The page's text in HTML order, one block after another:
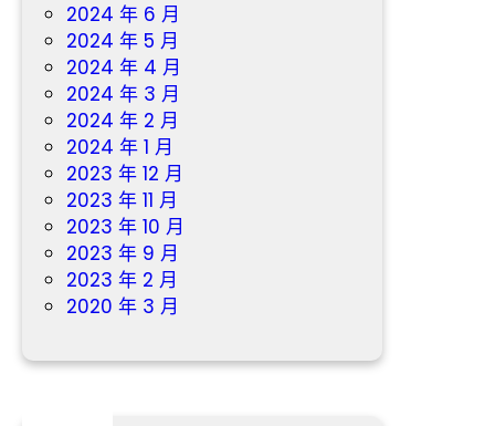
2024 年 6 月
2024 年 5 月
2024 年 4 月
2024 年 3 月
2024 年 2 月
2024 年 1 月
2023 年 12 月
2023 年 11 月
2023 年 10 月
2023 年 9 月
2023 年 2 月
2020 年 3 月